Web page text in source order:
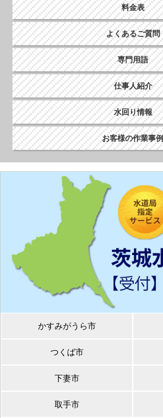
料金表
よくあるご質問
専門用語
仕事人紹介
水回り情報
お客様の作業事例
かすみがうら市
つくば市
下妻市
取手市